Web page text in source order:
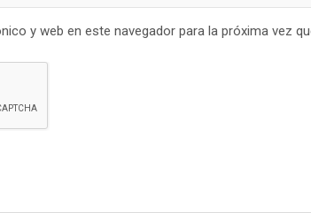
y web en este navegador para la próxima vez